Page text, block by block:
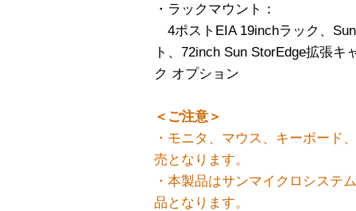
・ラックマウント：
4ポストEIA 19inchラック、
ト、72inch Sun StorEdge拡張
ク オプション
＜ご注意＞
・モニタ、マウス、キーボード
売となります。
・本製品はサンマイクロシステ
品となります。